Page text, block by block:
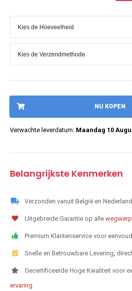
NU KOPEN
Verwachte leverdatum: Maandag 10
Belangrijkste Kenmerken
Verzonden vanuit België en
Uitgebreide Garantie op alle
Premium Klantenservice voor
Snelle en Betrouwbare Levering,
Gecertificeerde Hoge Kwaliteit voor
ervaring